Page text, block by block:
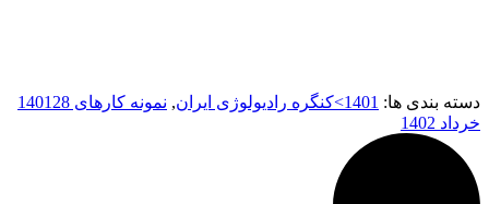
دسته بندی ها: 1401>کنگره رادیولوژی ایران , نمونه کارهای 1401 28
خرداد 1402